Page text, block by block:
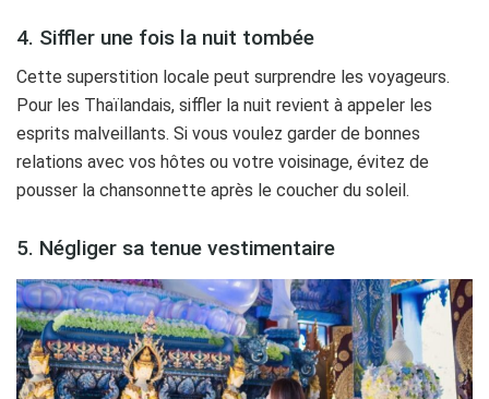
4. Siffler une fois la nuit tombée
Cette superstition locale peut surprendre les voyageurs.
Pour les Thaïlandais, siffler la nuit revient à appeler les
esprits malveillants. Si vous voulez garder de bonnes
relations avec vos hôtes ou votre voisinage, évitez de
pousser la chansonnette après le coucher du soleil.
5. Négliger sa tenue vestimentaire